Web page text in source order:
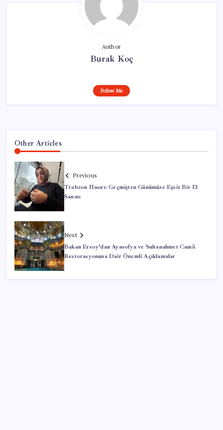
Author
Burak Koç
Follow Me
Other Articles
Previous
Trabzon Hasırı: Geçmişten Günümüze Eşsiz Bir El
Sanatı
Next
Bakan Ersoy’dan Ayasofya ve Sultanahmet Camii
Restorasyonuna Dair Önemli Açıklamalar